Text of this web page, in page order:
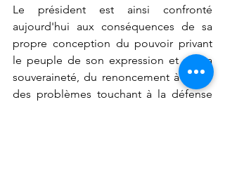
Le président est ainsi confronté
aujourd'hui aux conséquences de sa
propre conception du pouvoir privant
le peuple de son expression et de sa
souveraineté, du renoncement à traiter
des problèmes touchant à la défense